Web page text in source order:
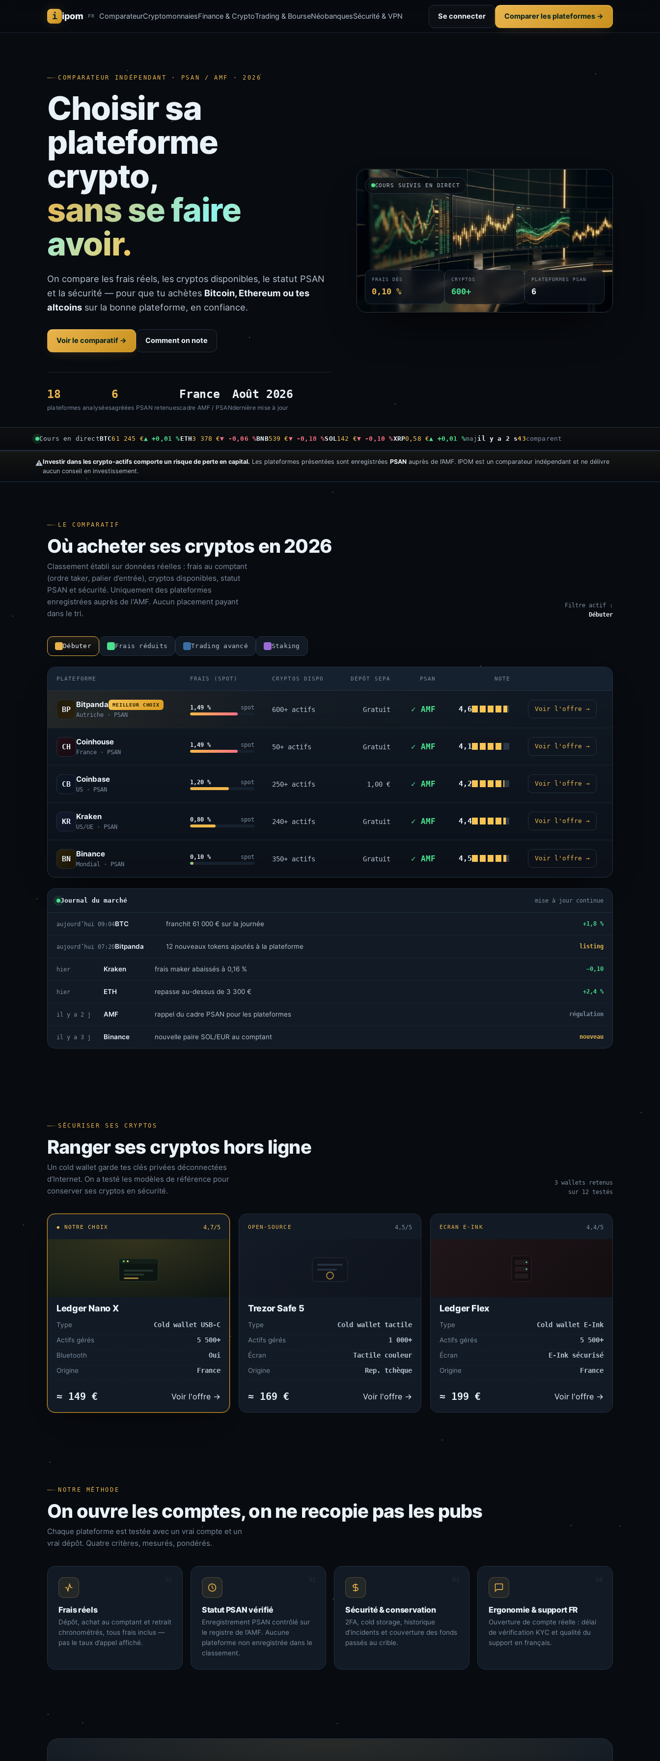
i ipom .FR ComparateurCryptomonnaiesFinance & CryptoTrading & BourseNéobanquesSécurité & VPN Se connecter Comparer les plateformes →
COMPARATEUR INDÉPENDANT · PSAN / AMF · 2026
Choisir sa
plateforme
crypto,
sans se faire
avoir.
On compare les frais réels, les cryptos disponibles, le statut PSAN
et la sécurité — pour que tu achètes Bitcoin, Ethereum ou tes
altcoins sur la bonne plateforme, en confiance.
Voir le comparatif → Comment on note
18
plateformes analysées
6
agréées PSAN retenues
France
cadre AMF / PSAN
Août 2026
dernière mise à jour
COURS SUIVIS EN DIRECT
FRAIS DÈS
0,10 %
CRYPTOS
600+
PLATEFORMES PSAN
6
Cours en directBTC61 245 €▲ +0,01 %ETH3 378 €▼ -0,06 %BNB539 €▼ -0,18 %SOL142 €▼ -0,10 %XRP0,58 €▲ +0,01 %maj il y a 3 s43comparent
⚠️Investir dans les crypto-actifs comporte un risque de perte en capital. Les plateformes présentées sont enregistrées PSAN auprès de l’AMF. IPOM est un comparateur indépendant et ne délivre
aucun conseil en investissement.
LE COMPARATIF
Où acheter ses cryptos en 2026
Classement établi sur données réelles : frais au comptant
(ordre taker, palier d’entrée), cryptos disponibles, statut
PSAN et sécurité. Uniquement des plateformes
enregistrées auprès de l'AMF. Aucun placement payant
dans le tri.
Filtre actif :
Débuter
Débuter Frais réduits Trading avancé Staking
PLATEFORME FRAIS (SPOT) CRYPTOS DISPO DÉPÔT SEPA PSAN NOTE
BP
Bitpanda MEILLEUR CHOIX
Autriche · PSAN
1,49 % spot 600+ actifs Gratuit ✓ AMF 4,6 Voir l'offre →
CH
Coinhouse
France · PSAN
1,49 % spot 50+ actifs Gratuit ✓ AMF 4,1 Voir l'offre →
CB
Coinbase
US · PSAN
1,20 % spot 250+ actifs 1,00 € ✓ AMF 4,2 Voir l'offre →
KR
Kraken
US/UE · PSAN
0,80 % spot 240+ actifs Gratuit ✓ AMF 4,4 Voir l'offre →
BN
Binance
Mondial · PSAN
0,10 % spot 350+ actifs Gratuit ✓ AMF 4,5 Voir l'offre →
Journal du marché mise à jour continue
aujourd’hui 09:04BTC franchit 61 000 € sur la journée +1,8 %
aujourd’hui 07:20Bitpanda 12 nouveaux tokens ajoutés à la plateforme listing
hier Kraken frais maker abaissés à 0,16 % −0,10
hier ETH repasse au-dessus de 3 300 € +2,4 %
il y a 2 j AMF rappel du cadre PSAN pour les plateformes régulation
il y a 3 j Binance nouvelle paire SOL/EUR au comptant nouveau
SÉCURISER SES CRYPTOS
Ranger ses cryptos hors ligne
Un cold wallet garde tes clés privées déconnectées
d’Internet. On a testé les modèles de référence pour
conserver ses cryptos en sécurité.
3 wallets retenus
sur 12 testés
◆ NOTRE CHOIX 4,7/5
Ledger Nano X
Type
Cold wallet USB-C
Actifs gérés
5 500+
Bluetooth
Oui
Origine
France
≈ 149 € Voir l'offre →
OPEN-SOURCE 4,5/5
Trezor Safe 5
Type
Cold wallet tactile
Actifs gérés
1 000+
Écran
Tactile couleur
Origine
Rep. tchèque
≈ 169 € Voir l'offre →
ÉCRAN E-INK 4,4/5
Ledger Flex
Type
Cold wallet E-Ink
Actifs gérés
5 500+
Écran
E-Ink sécurisé
Origine
France
≈ 199 € Voir l'offre →
NOTRE MÉTHODE
On ouvre les comptes, on ne recopie pas les pubs
Chaque plateforme est testée avec un vrai compte et un
vrai dépôt. Quatre critères, mesurés, pondérés.
01
Frais réels
Dépôt, achat au comptant et retrait
chronométrés, tous frais inclus —
pas le taux d’appel affiché.
02
Statut PSAN vérifié
Enregistrement PSAN contrôlé sur
le registre de l’AMF. Aucune
plateforme non enregistrée dans le
classement.
03
Sécurité & conservation
2FA, cold storage, historique
d’incidents et couverture des fonds
passés au crible.
04
Ergonomie & support FR
Ouverture de compte réelle : délai
de vérification KYC et qualité du
support en français.